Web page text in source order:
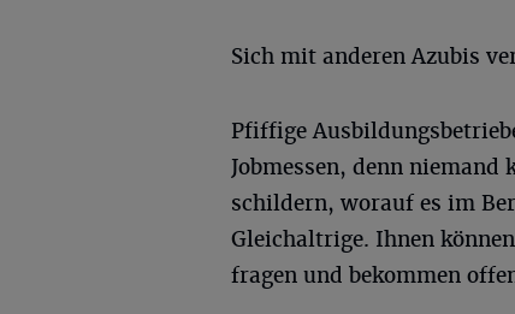
Sich mit anderen Azubis
Pfiffige
Jobmessen, denn
schildern, worauf es im
Gleichaltrige. Ihnen
fragen und bekommen